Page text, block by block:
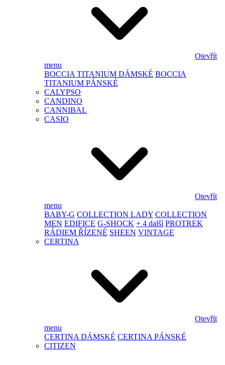
Otevřít
menu
BOCCIA TITANIUM DÁMSKÉ BOCCIA
TITANIUM PÁNSKÉ
CALYPSO
CANDINO
CANNIBAL
CASIO
Otevřít
menu
BABY-G COLLECTION LADY COLLECTION
MEN EDIFICE G-SHOCK + 4 další PROTREK
RÁDIEM ŘÍZENÉ SHEEN VINTAGE
CERTINA
Otevřít
menu
CERTINA DÁMSKÉ CERTINA PÁNSKÉ
CITIZEN